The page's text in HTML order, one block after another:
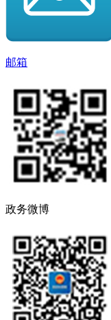
邮箱
政务微博